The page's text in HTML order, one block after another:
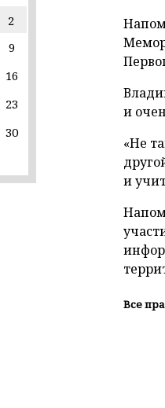
2
9
16
23
30
и
«Не
и
Все